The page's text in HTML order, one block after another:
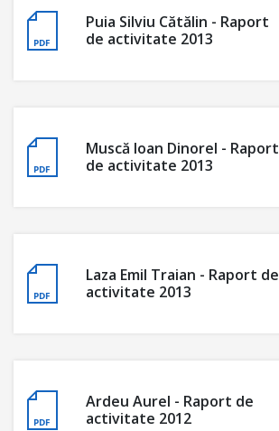
Puia Silviu Cătălin - Raport
de activitate 2013
Muscă Ioan Dinorel - Raport
de activitate 2013
Laza Emil Traian - Raport de
activitate 2013
Ardeu Aurel - Raport de
activitate 2012